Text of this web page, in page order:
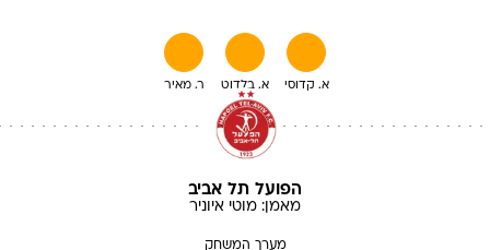
ר. מאיר א. בלדוט א. קדוסי
הפועל תל אביב
מאמן: מוטי איוניר
מערך המשחק